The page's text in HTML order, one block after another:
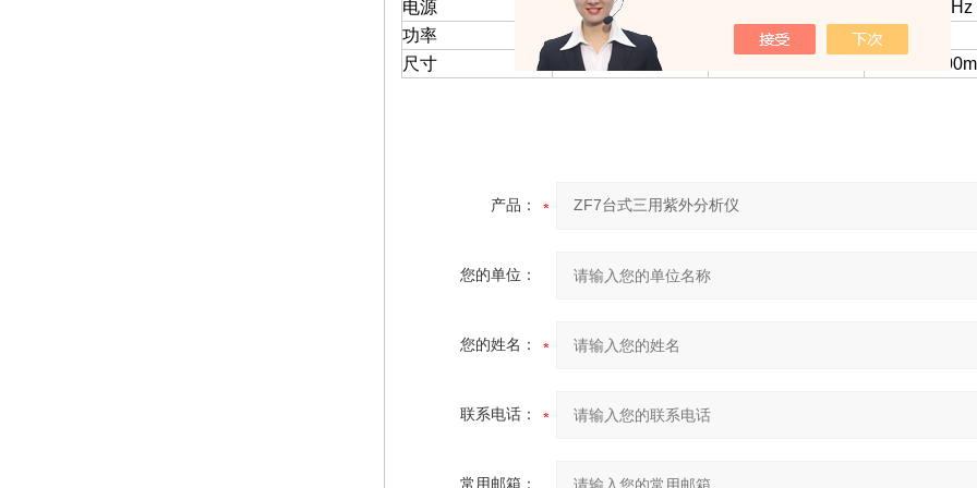
电源 AC220V50Hz
AC220V50Hz
功率
12w
12w
尺寸
245×220×300mm
产品：
您的单位：
您的姓名：
联系电话：
常用邮箱：